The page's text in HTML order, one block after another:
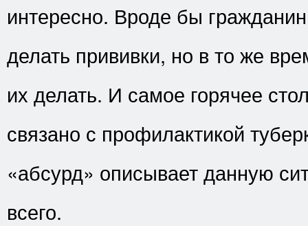
интересно. Вроде бы
делать прививки, но в то же
их делать. И самое горячее
связано с профилактикой
«абсурд» описывает данную
всего.